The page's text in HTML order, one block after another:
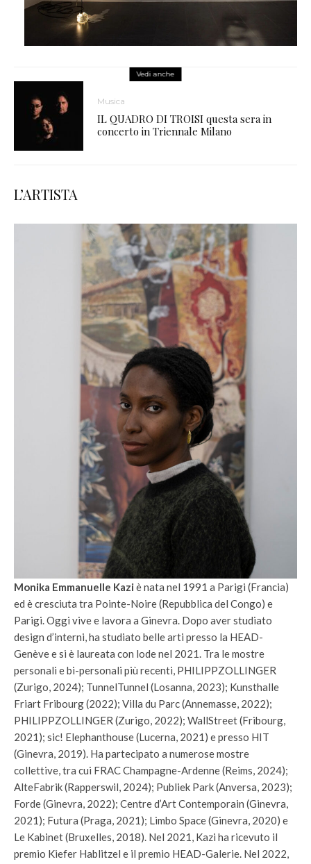
Vedi anche
Musica
IL QUADRO DI TROISI questa sera in
concerto in Triennale Milano
L’ARTISTA
Monika Emmanuelle Kazi è nata nel 1991 a Parigi (Francia)
ed è cresciuta tra Pointe-Noire (Repubblica del Congo) e
Parigi. Oggi vive e lavora a Ginevra. Dopo aver studiato
design d’interni, ha studiato belle arti presso la HEAD-
Genève e si è laureata con lode nel 2021. Tra le mostre
personali e bi-personali più recenti, PHILIPPZOLLINGER
(Zurigo, 2024); TunnelTunnel (Losanna, 2023); Kunsthalle
Friart Fribourg (2022); Villa du Parc (Annemasse, 2022);
PHILIPPZOLLINGER (Zurigo, 2022); WallStreet (Fribourg,
2021); sic! Elephanthouse (Lucerna, 2021) e presso HIT
(Ginevra, 2019). Ha partecipato a numerose mostre
collettive, tra cui FRAC Champagne-Ardenne (Reims, 2024);
AlteFabrik (Rapperswil, 2024); Publiek Park (Anversa, 2023);
Forde (Ginevra, 2022); Centre d’Art Contemporain (Ginevra,
2021); Futura (Praga, 2021); Limbo Space (Ginevra, 2020) e
Le Kabinet (Bruxelles, 2018). Nel 2021, Kazi ha ricevuto il
premio Kiefer Hablitzel e il premio HEAD-Galerie. Nel 2022,